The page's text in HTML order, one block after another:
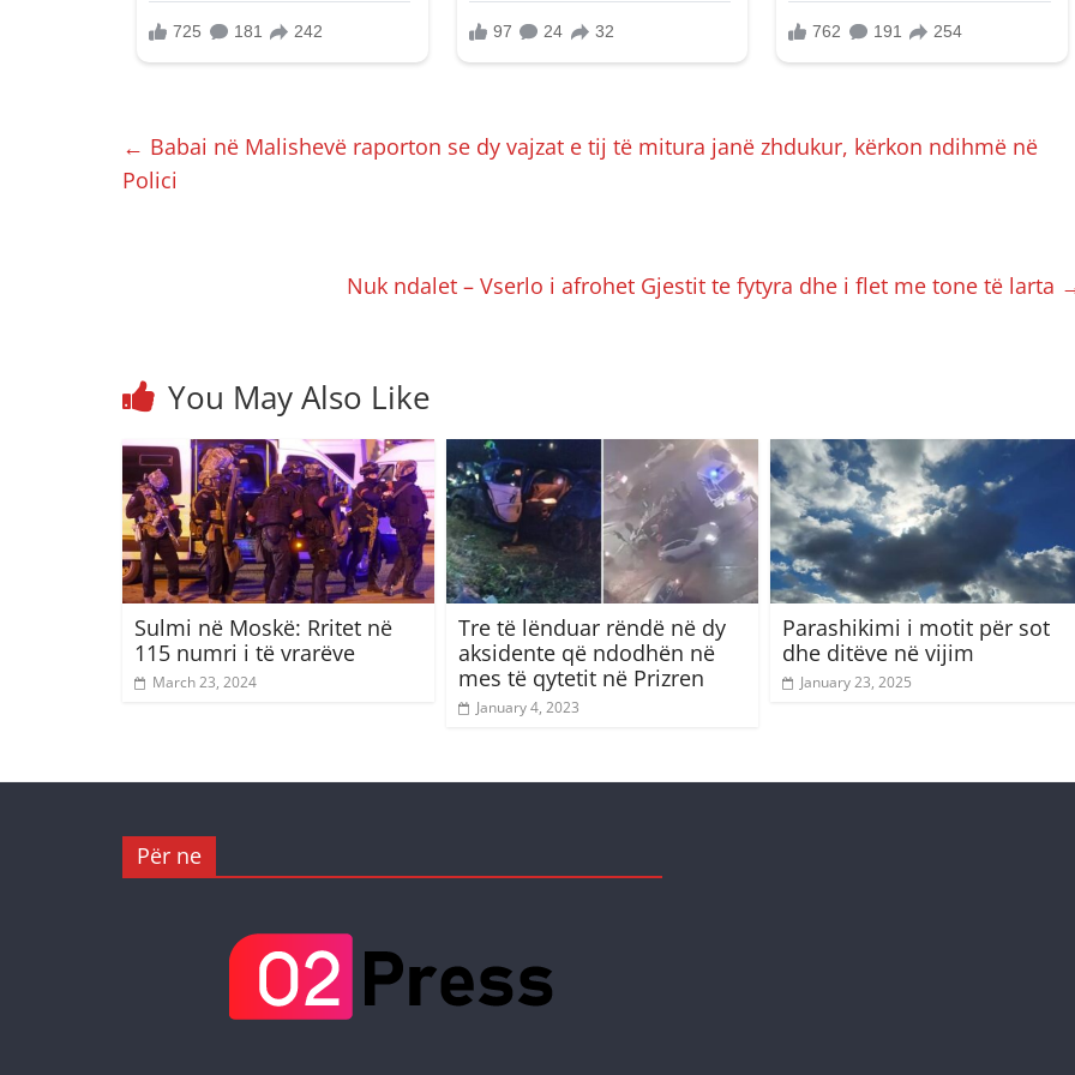
← Babai në Malishevë raporton se dy vajzat e tij të mitura janë zhdukur, kërkon ndihmë në
Polici
Nuk ndalet – Vserlo i afrohet Gjestit te fytyra dhe i flet me tone të larta
You May Also Like
Sulmi në Moskë: Rritet në
115 numri i të vrarëve
March 23, 2024
Tre të lënduar rëndë në dy
aksidente që ndodhën në
mes të qytetit në Prizren
January 4, 2023
Parashikimi i motit për sot
dhe ditëve në vijim
January 23, 2025
Për ne